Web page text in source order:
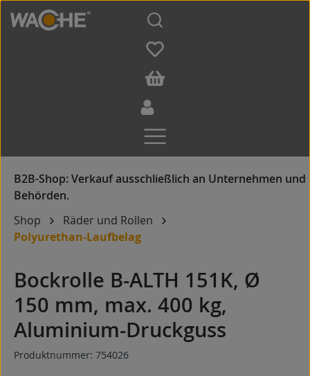
Zum Hauptinhalt springen
Shop
Räder und Rollen
Polyurethan-Laufbelag
Bockrolle B-ALTH 151K, Ø
150 mm, max. 400 kg,
Aluminium-Druckguss
Produktnummer: 754026